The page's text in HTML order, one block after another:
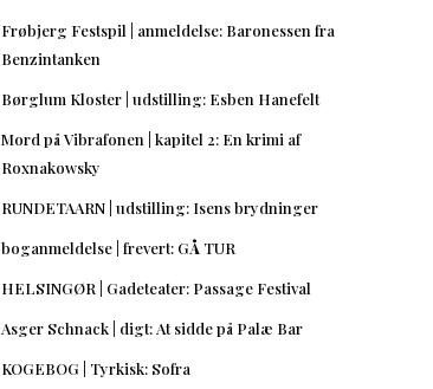
Frøbjerg Festspil | anmeldelse: Baronessen fra
Benzintanken
Børglum Kloster | udstilling: Esben Hanefelt
Mord på Vibrafonen | kapitel 2: En krimi af
Roxnakowsky
RUNDETAARN | udstilling: Isens brydninger
boganmeldelse | frevert: GÅ TUR
HELSINGØR | Gadeteater: Passage Festival
Asger Schnack | digt: At sidde på Palæ Bar
KOGEBOG | Tyrkisk: Sofra